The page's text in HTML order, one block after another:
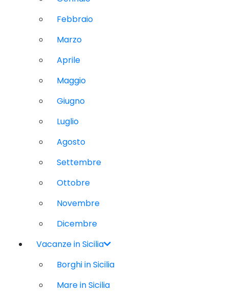
Febbraio
Marzo
Aprile
Maggio
Giugno
Luglio
Agosto
Settembre
Ottobre
Novembre
Dicembre
Vacanze in Sicilia
Borghi in Sicilia
Mare in Sicilia